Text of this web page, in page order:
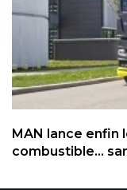
MAN lance enfin
combustible...